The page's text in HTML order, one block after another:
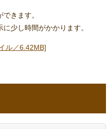
きます。
少し時間がかかります。
ル／6.42MB]